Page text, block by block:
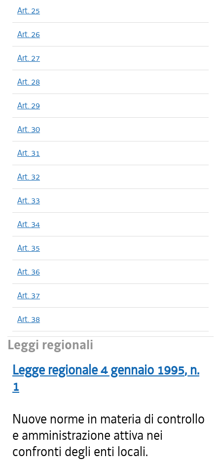
Art. 25
Art. 26
Art. 27
Art. 28
Art. 29
Art. 30
Art. 31
Art. 32
Art. 33
Art. 34
Art. 35
Art. 36
Art. 37
Art. 38
Leggi regionali
Legge regionale4 gennaio 1995, n.
1
Nuove norme in materia di controllo
e amministrazione attiva nei
confronti degli enti locali.